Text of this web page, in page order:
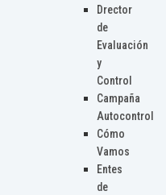
Drector
de
Evaluación
y
Control
Campaña
Autocontrol
Cómo
Vamos
Entes
de